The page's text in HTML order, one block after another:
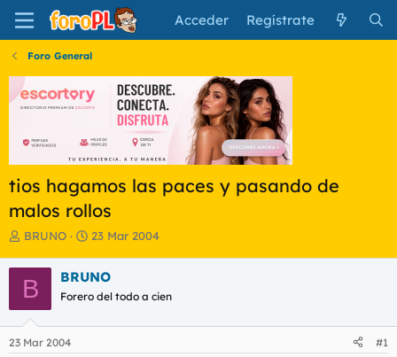
Acceder Regístrate
Foro General
tios hagamos las paces y pasando de
malos rollos
I
i
c
i
a
d
o
BRUNO
F
h
a
e
23 Mar 2004
B BRUNO
Forero del todo a cien
23 Mar 2004 #1